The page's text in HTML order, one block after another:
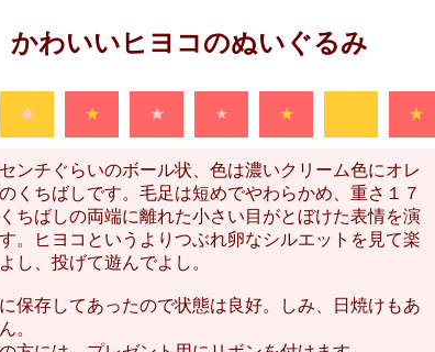
かわいいヒヨコのぬいぐるみ
★ ★ ★ ★ ★ ★
ンチぐらいのボール状、色は濃いクリーム色にオレ
くちばしです。毛足は短めでやわらかめ、重さ１７
ちばしの両端に離れた小さい目がとぼけた表情を演
。ヒヨコというよりつぶれ卵なシルエットを見て楽
し、投げて遊んでよし。
保存してあったので状態は良好。しみ、日焼けもあ
。